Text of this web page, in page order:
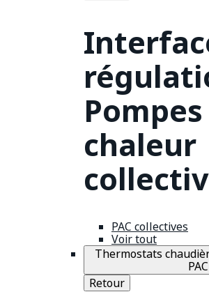
Pompes
chaleur
PAC collectives
Voir tout
Thermostats
PAC
Retour